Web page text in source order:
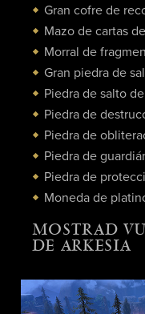
Gran cofre de
Mazo de cartas
Morral de
Gran piedra de
Piedra de salto
Piedra de
Piedra de
Piedra de
Piedra de
Moneda de
MOSTRAD
DE ARKESIA